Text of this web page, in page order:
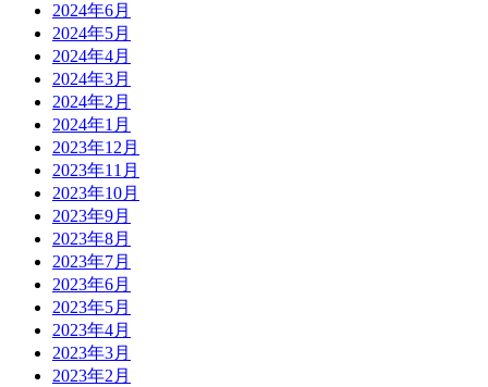
2024年6月
2024年5月
2024年4月
2024年3月
2024年2月
2024年1月
2023年12月
2023年11月
2023年10月
2023年9月
2023年8月
2023年7月
2023年6月
2023年5月
2023年4月
2023年3月
2023年2月